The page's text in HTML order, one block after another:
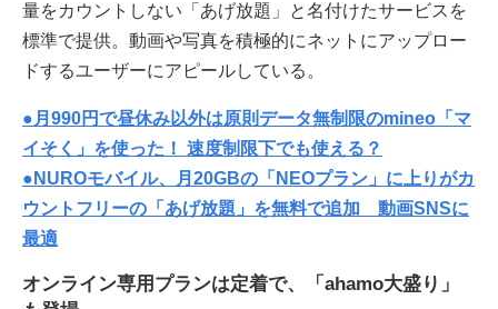
量をカウントしない「あげ放題」と名付けたサービスを
標準で提供。動画や写真を積極的にネットにアップロー
ドするユーザーにアピールしている。
●月990円で昼休み以外は原則データ無制限のmineo「マ
イそく」を使った！ 速度制限下でも使える？
●NUROモバイル、月20GBの「NEOプラン」に上りがカ
ウントフリーの「あげ放題」を無料で追加 動画SNSに
最適
オンライン専用プランは定着で、「ahamo大盛り」